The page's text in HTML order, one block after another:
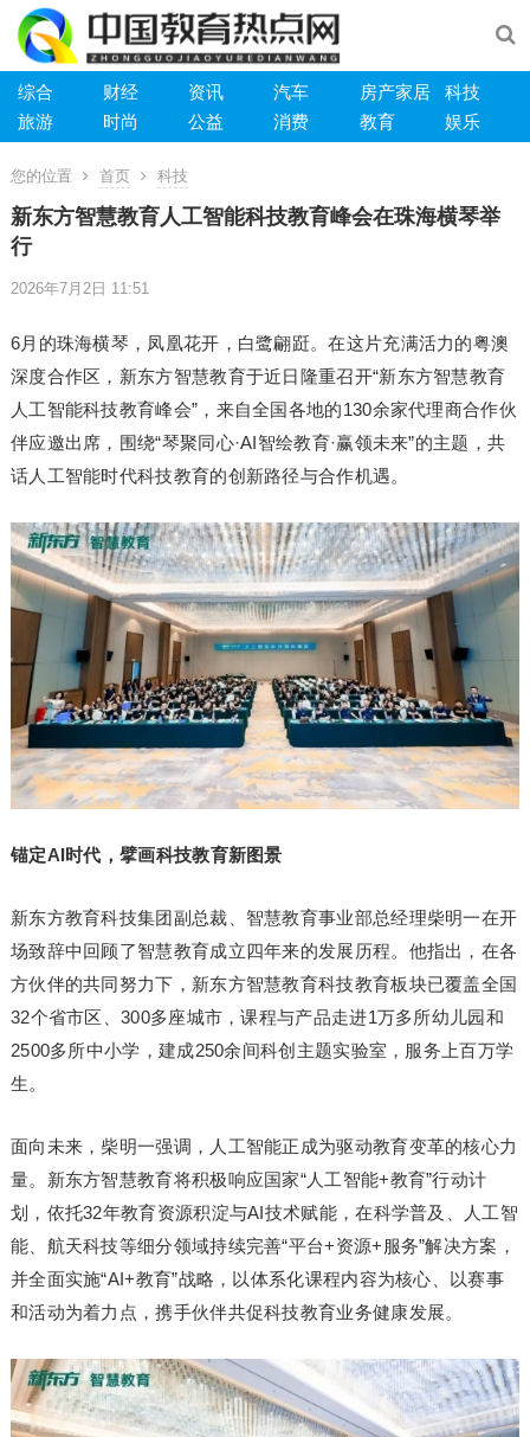
综合 财经 资讯 汽车 房产家居
科技
旅游
时尚 公益 消费 教育 娱乐
您的位置 首页 科技
新东方智慧教育人工智能科技教育峰会在珠海横琴举
行
2026年7月2日 11:51
6月的珠海横琴，凤凰花开，白鹭翩跹。在这片充满活力的粤澳
深度合作区，新东方智慧教育于近日隆重召开“新东方智慧教育
人工智能科技教育峰会”，来自全国各地的130余家代理商合作伙
伴应邀出席，围绕“琴聚同心·AI智绘教育·赢领未来”的主题，共
话人工智能时代科技教育的创新路径与合作机遇。
锚定AI时代，擘画科技教育新图景
新东方教育科技集团副总裁、智慧教育事业部总经理柴明一在开
场致辞中回顾了智慧教育成立四年来的发展历程。他指出，在各
方伙伴的共同努力下，新东方智慧教育科技教育板块已覆盖全国
32个省市区、300多座城市，课程与产品走进1万多所幼儿园和
2500多所中小学，建成250余间科创主题实验室，服务上百万学
生。
面向未来，柴明一强调，人工智能正成为驱动教育变革的核心力
量。新东方智慧教育将积极响应国家“人工智能+教育”行动计
划，依托32年教育资源积淀与AI技术赋能，在科学普及、人工智
能、航天科技等细分领域持续完善“平台+资源+服务”解决方案，
并全面实施“AI+教育”战略，以体系化课程内容为核心、以赛事
和活动为着力点，携手伙伴共促科技教育业务健康发展。